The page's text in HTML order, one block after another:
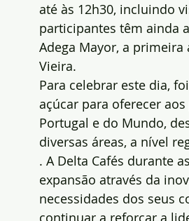
até às 12h30, incluindo
participantes têm ainda
Adega Mayor, a
Vieira.
Para celebrar este dia,
açúcar para oferecer
Portugal e do Mundo,
diversas áreas, a nível
. A Delta Cafés durante
expansão através da
necessidades dos seus
continuar a reforçar a